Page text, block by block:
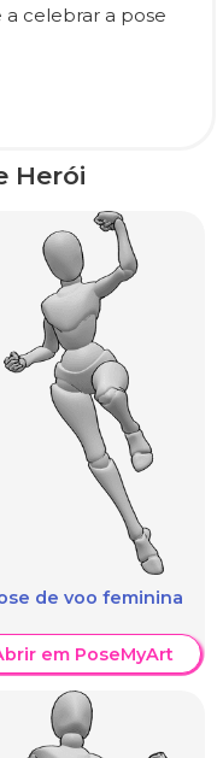
a celebrar a pose
Herói
de voo feminina
em PoseMyArt